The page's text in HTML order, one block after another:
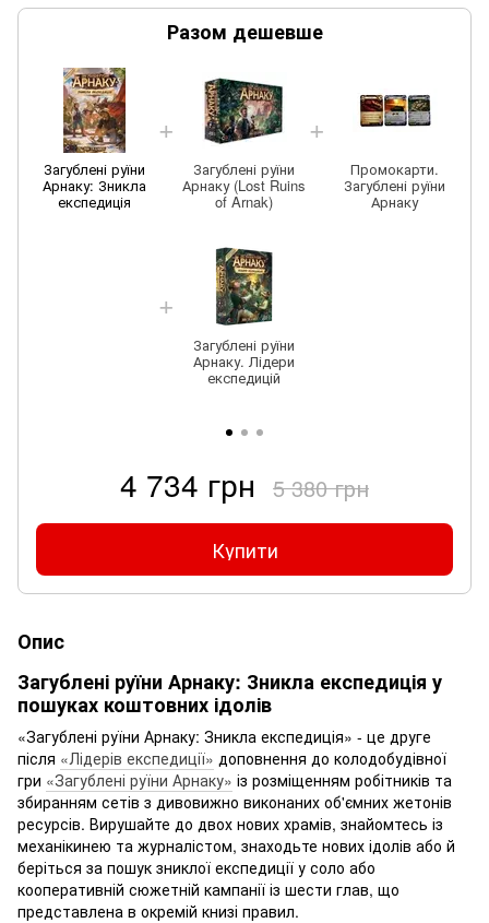
Разом дешевше
Загублені руїни
Арнаку: Зникла
експедиція
Загублені руїни
Арнаку (Lost Ruins
of Arnak)
Промокарти.
Загублені руїни
Арнаку
Загублені руїни
Арнаку. Лідери
експедицій
4 734 грн 5 380 грн
Купити
Опис
Загублені руїни Арнаку: Зникла експедиція у
пошуках коштовних ідолів
«Загублені руїни Арнаку: Зникла експедиція» - це друге
після «Лідерів експедиції» доповнення до колодобудівної
гри «Загублені руїни Арнаку» із розміщенням робітників та
збиранням сетів з дивовижно виконаних об'ємних жетонів
ресурсів. Вирушайте до двох нових храмів, знайомтесь із
механікинею та журналістом, знаходьте нових ідолів або й
беріться за пошук зниклої експедиції у соло або
кооперативній сюжетній кампанії із шести глав, що
представлена в окремій книзі правил.